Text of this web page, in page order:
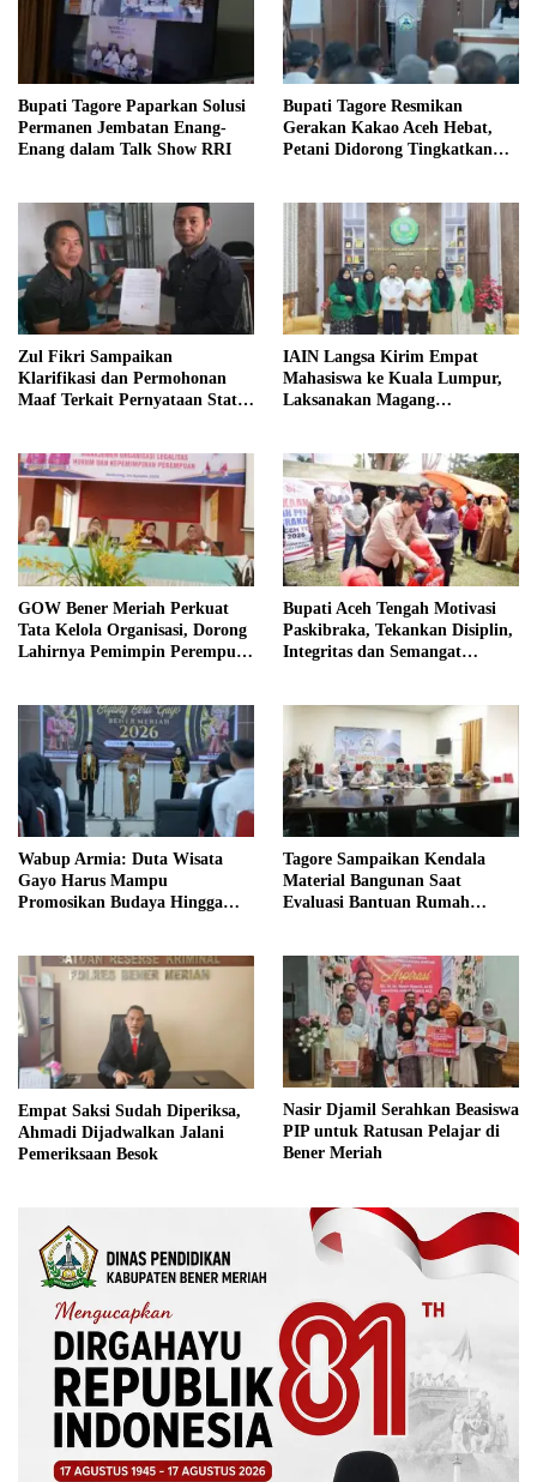
Bupati Tagore Paparkan Solusi
Permanen Jembatan Enang-
Enang dalam Talk Show RRI
Bupati Tagore Resmikan
Gerakan Kakao Aceh Hebat,
Petani Didorong Tingkatkan
Zul Fikri Sampaikan
Klarifikasi dan Permohonan
Maaf Terkait Pernyataan Status
IAIN Langsa Kirim Empat
Mahasiswa ke Kuala Lumpur,
Laksanakan Magang
GOW Bener Meriah Perkuat
Tata Kelola Organisasi, Dorong
Lahirnya Pemimpin Perempuan
Bupati Aceh Tengah Motivasi
Paskibraka, Tekankan Disiplin,
Integritas dan Semangat
Wabup Armia: Duta Wisata
Gayo Harus Mampu
Promosikan Budaya Hingga
Tagore Sampaikan Kendala
Material Bangunan Saat
Evaluasi Bantuan Rumah
Empat Saksi Sudah Diperiksa,
Ahmadi Dijadwalkan Jalani
Pemeriksaan Besok
Nasir Djamil Serahkan Beasiswa
PIP untuk Ratusan Pelajar di
Bener Meriah